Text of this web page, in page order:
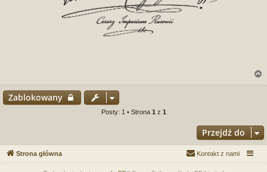
Zablokowany
Posty: 1 • Strona 1z 1
Przejdź do
Strona główna Kontakt z nami